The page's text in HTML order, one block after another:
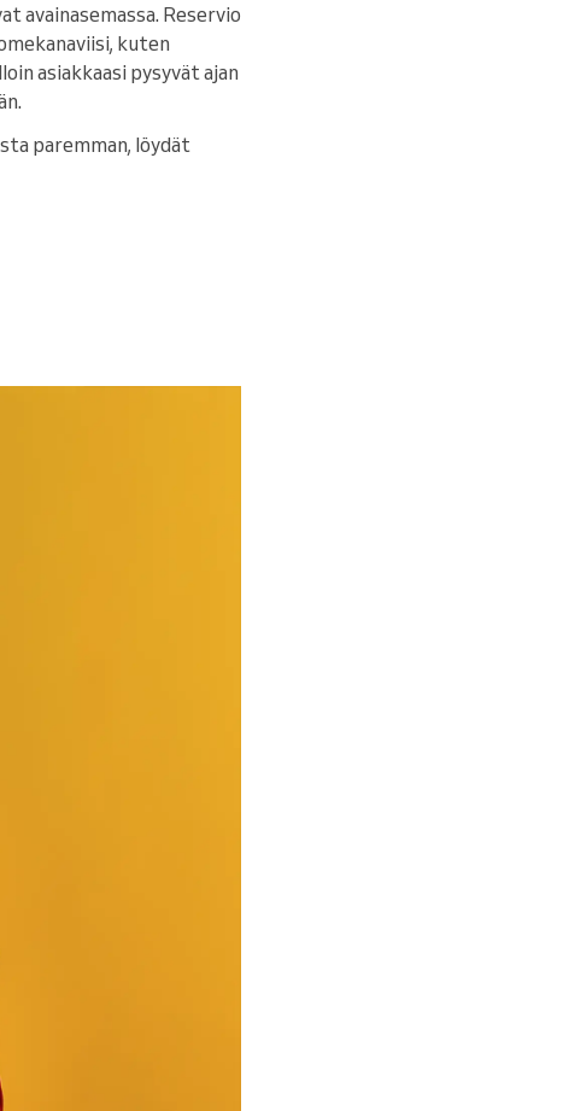
avainasemassa. Reservio
kuten
asiakkaasi pysyvät ajan
paremman, löydät